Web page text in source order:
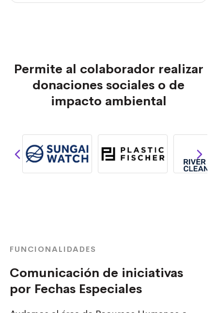
Permite al colaborador realizar
donaciones sociales o de
impacto ambiental
FUNCIONALIDADES
Comunicación de iniciativas
por Fechas Especiales